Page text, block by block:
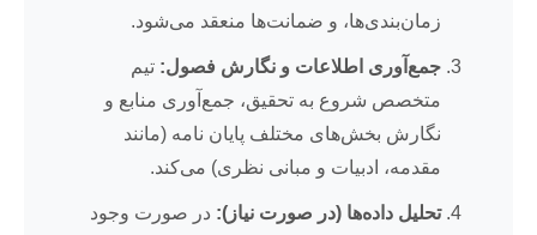
زمان‌بندی‌ها، و ضمانت‌ها منعقد می‌شود.
جمع‌آوری اطلاعات و نگارش فصول: تیم
متخصص شروع به تحقیق، جمع‌آوری منابع و
نگارش بخش‌های مختلف پایان نامه (مانند
مقدمه، ادبیات و مبانی نظری) می‌کند.
تحلیل داده‌ها (در صورت نیاز): در صورت وجود